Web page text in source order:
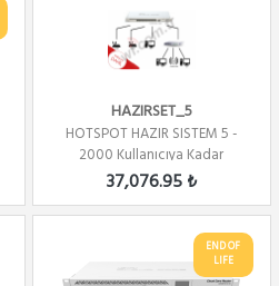
HAZIRSET_5
HOTSPOT HAZIR SISTEM 5 -
2000 Kullanıcıya Kadar
37,076.95 ₺
END OF
LIFE